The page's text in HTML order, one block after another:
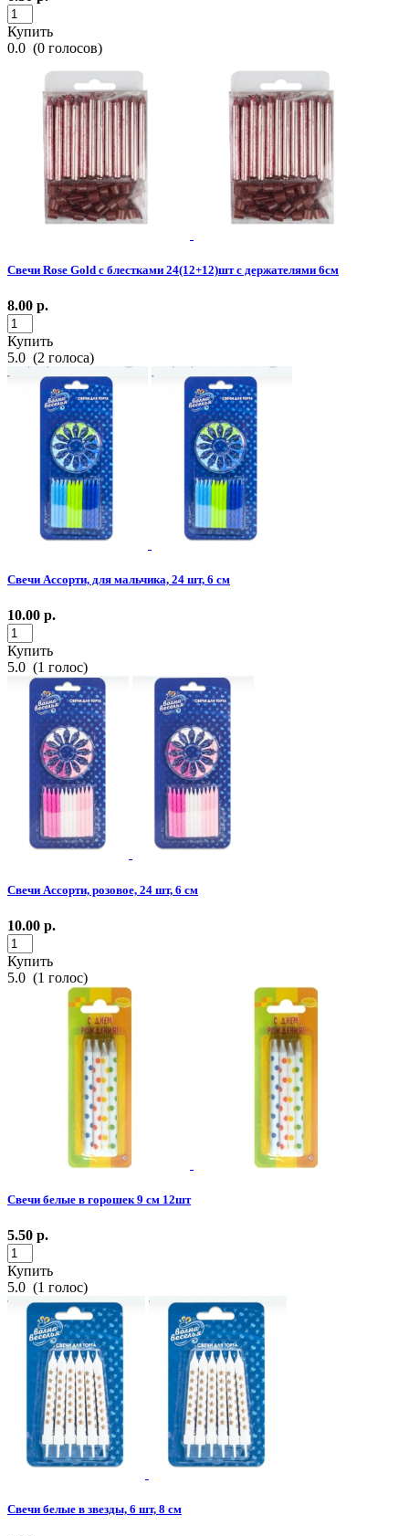
Купить
0.0 (0 голосов)
Свечи Rose Gold с блестками 24(12+12)шт с держателями 6см
8.00 р.
Купить
5.0 (2 голоса)
Свечи Ассорти, для мальчика, 24 шт, 6 см
10.00 р.
Купить
5.0 (1 голос)
Свечи Ассорти, розовое, 24 шт, 6 см
10.00 р.
Купить
5.0 (1 голос)
Свечи белые в горошек 9 см 12шт
5.50 р.
Купить
5.0 (1 голос)
Свечи белые в звезды, 6 шт, 8 см